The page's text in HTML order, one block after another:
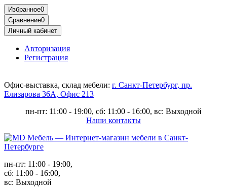
Избранное0
Сравнение0
Личный кабинет
Авторизация
Регистрация
Офис-выставка, склад мебели: г. Санкт-Петербург, пр.
Елизарова 36А, Офис 213
пн-пт: 11:00 - 19:00, сб: 11:00 - 16:00, вс: Выходной
Наши контакты
пн-пт: 11:00 - 19:00,
сб: 11:00 - 16:00,
вс: Выходной